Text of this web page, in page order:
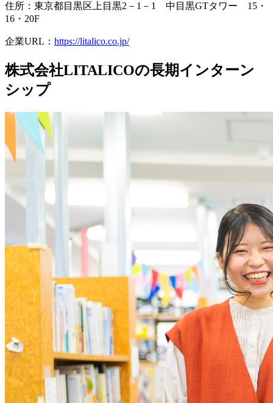
住所：東京都目黒区上目黒2－1－1 中目黒GTタワー 15・
16・20F
企業URL： https://litalico.co.jp/
株式会社LITALICOの長期インターン
シップ